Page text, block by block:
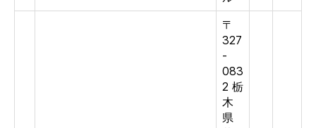
〒
327
-
083
2 栃
木
県